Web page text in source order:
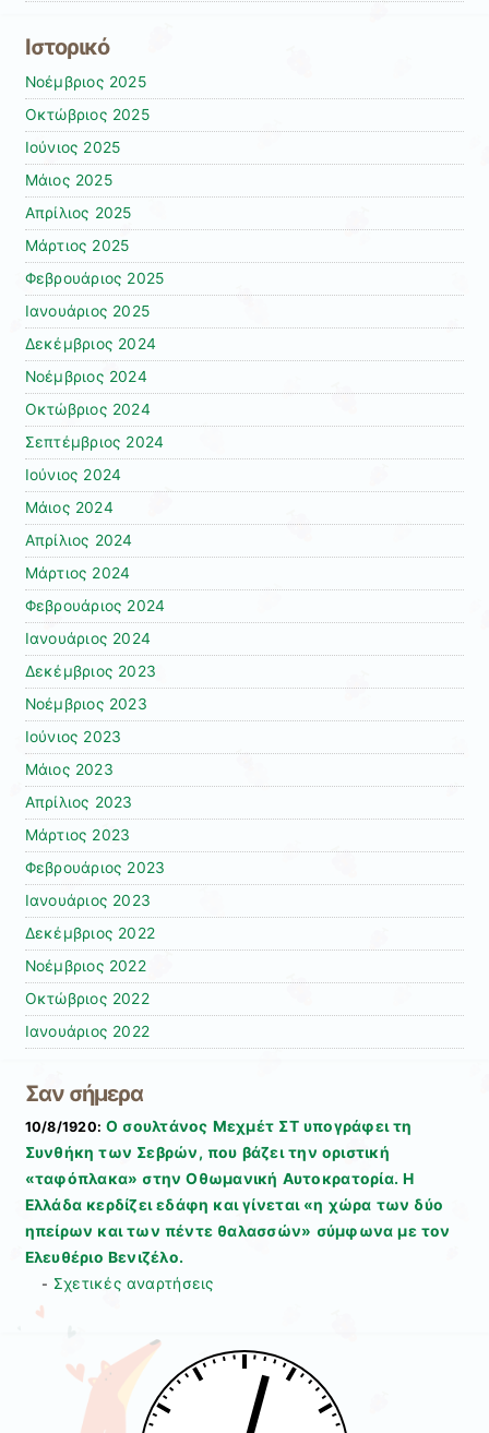
Ιστορικό
Νοέμβριος 2025
Οκτώβριος 2025
Ιούνιος 2025
Μάιος 2025
Απρίλιος 2025
Μάρτιος 2025
Φεβρουάριος 2025
Ιανουάριος 2025
Δεκέμβριος 2024
Νοέμβριος 2024
Οκτώβριος 2024
Σεπτέμβριος 2024
Ιούνιος 2024
Μάιος 2024
Απρίλιος 2024
Μάρτιος 2024
Φεβρουάριος 2024
Ιανουάριος 2024
Δεκέμβριος 2023
Νοέμβριος 2023
Ιούνιος 2023
Μάιος 2023
Απρίλιος 2023
Μάρτιος 2023
Φεβρουάριος 2023
Ιανουάριος 2023
Δεκέμβριος 2022
Νοέμβριος 2022
Οκτώβριος 2022
Ιανουάριος 2022
Σαν σήμερα
10/8/1920:Ο σουλτάνος Μεχμέτ ΣΤ υπογράφει τη
Συνθήκη των Σεβρών, που βάζει την οριστική
«ταφόπλακα» στην Οθωμανική Αυτοκρατορία. Η
Ελλάδα κερδίζει εδάφη και γίνεται «η χώρα των δύο
ηπείρων και των πέντε θαλασσών» σύμφωνα με τον
Ελευθέριο Βενιζέλο.
- Σχετικές αναρτήσεις